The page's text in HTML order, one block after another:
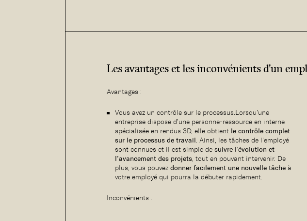
Les avantages et les inconvénients d’un
Avantages :
Vous avez un contrôle sur le processus.Lorsqu’une
entreprise dispose d’une personne-ressource en interne
spécialisée en rendus 3D, elle obtient le contrôle complet
sur le processus de travail. Ainsi, les tâches de l’employé
sont connues et il est simple desuivre l’évolution et
l’avancement des projets, tout en pouvant intervenir. De
plus, vous pouvezdonner facilement une nouvelle tâche à
votre employé qui pourra la débuter rapidement.
Inconvénients :